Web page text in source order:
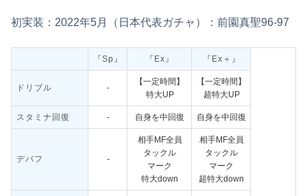
初実装：2022年5月（日本代表ガチャ）：前園真聖96-97
『Sp』 『Ex』 『Ex＋』
ドリブル ‐
【一定時間】
特大UP
【一定時間】
超特大UP
スタミナ回復 ‐ 自身を中回復 自身を中回復
デバフ ‐
相手MF全員
タックル
マーク
特大down
相手MF全員
タックル
マーク
超特大down